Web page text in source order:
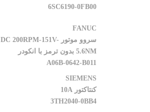
6SC6190-0FB00
FANUC
سروو موتور DC 200RPM-151V-
5.6NM بدون ترمز با انکودر
A06B-0642-B011
SIEMENS
کنتاکتور 10A
3TH2040-0BB4